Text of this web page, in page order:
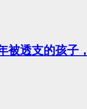
被透支的孩子